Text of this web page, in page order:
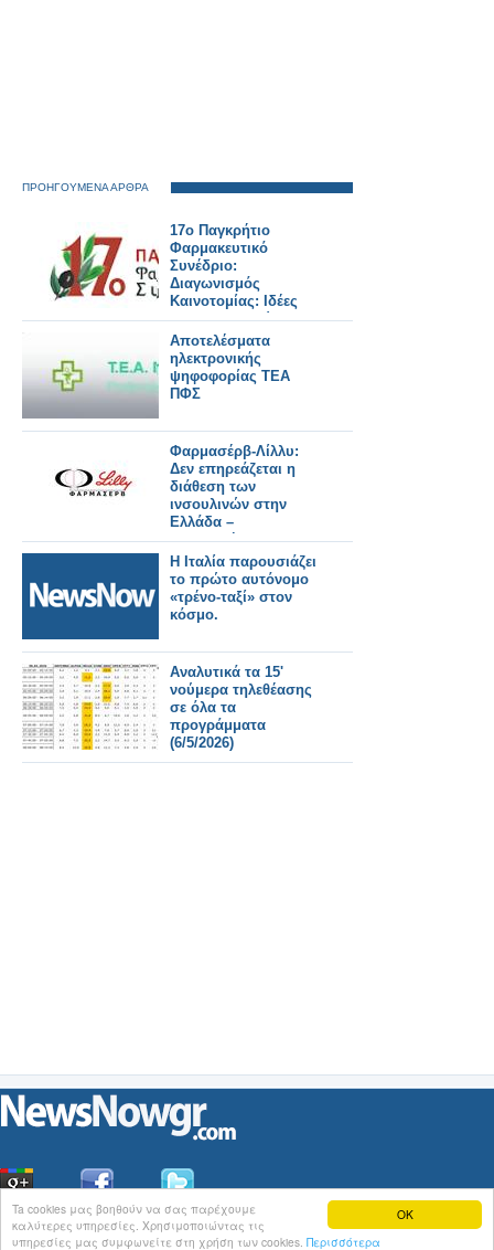
OK
Ta cookies μας βοηθούν να σας παρέχουμε
καλύτερες υπηρεσίες. Χρησιμοποιώντας τις
υπηρεσίες μας συμφωνείτε στη χρήση των cookies. Περισσότερα
ΠΡΟΗΓΟΥΜΕΝΑ ΑΡΘΡΑ
17ο Παγκρήτιο
Φαρμακευτικό
Συνέδριο:
Διαγωνισμός
Καινοτομίας: Ιδέες
που διαμορφώνουν
το φαρμακείο του
αύριο
Αποτελέσματα
ηλεκτρονικής
ψηφοφορίας ΤΕΑ
ΠΦΣ
Φαρμασέρβ-Λίλλυ:
Δεν επηρεάζεται η
διάθεση των
ινσουλινών στην
Ελλάδα –
Διευκρινήσεις της
εταιρίας
Η Ιταλία παρουσιάζει
το πρώτο αυτόνομο
«τρένο-ταξί» στον
κόσμο.
Αναλυτικά τα 15'
νούμερα τηλεθέασης
σε όλα τα
προγράμματα
(6/5/2026)
ΟιΕιδήσεις του NewsNowgr.com στοiNews